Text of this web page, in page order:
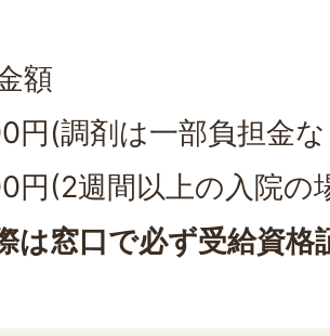
額
円(調剤は一部負担金
円(2週間以上の入院の
は窓口で必ず受給資格